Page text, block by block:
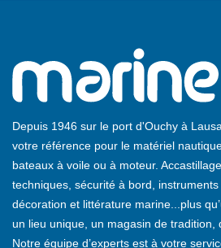
Depuis 1946 sur le port d'Ouchy à
votre référence pour le matériel
bateaux à voile ou à moteur.
techniques, sécurité à bord,
décoration et littérature marine...plus
un lieu unique, un magasin de tradition,
Notre équipe d’experts est à votre